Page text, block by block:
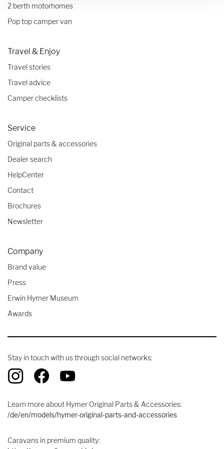
2 berth motorhomes
Pop top camper van
Travel & Enjoy
Travel stories
Travel advice
Camper checklists
Service
Original parts & accessories
Dealer search
HelpCenter
Contact
Brochures
Newsletter
Company
Brand value
Press
Erwin Hymer Museum
Awards
Stay in touch with us through social networks:
Learn more about Hymer Original Parts & Accessories:
/de/en/models/hymer-original-parts-and-accessories
Caravans in premium quality: